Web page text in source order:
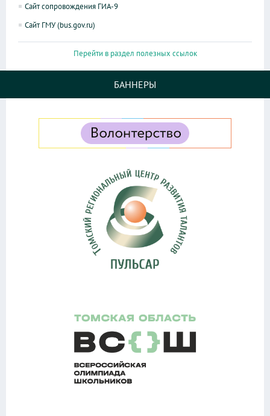
Сайт сопровождения ГИА-9
Сайт ГМУ (bus.gov.ru)
Перейти в раздел полезных ссылок
БАННЕРЫ